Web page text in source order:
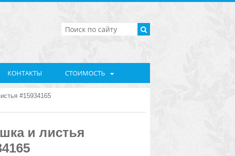
КОНТАКТЫ СТОИМОСТЬ
#15934165
и листья